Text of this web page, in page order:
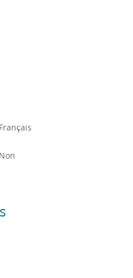
Français
Non